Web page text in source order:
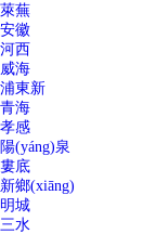
萊蕪
安徽
河西
威海
浦東新
青海
孝感
陽(yáng)泉
婁底
新鄉(xiāng)
明城
三水